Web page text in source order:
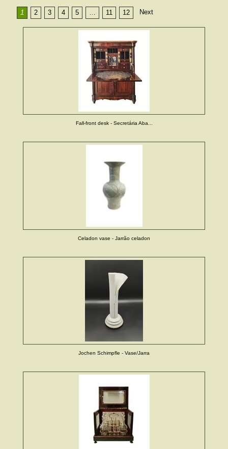
1 2 3 4 5 … 11 12 Next
Fall-front desk - Secretária Aba...
Celadon vase - Jarrão celadon
Jochen Schimpfle - Vase/Jarra